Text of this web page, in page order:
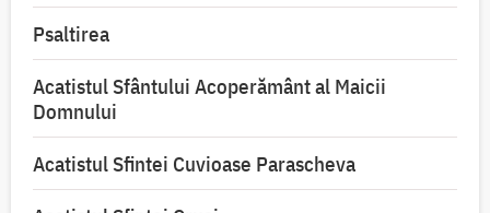
Psaltirea
Acatistul Sfântului Acoperământ al Maicii
Domnului
Acatistul Sfintei Cuvioase Parascheva